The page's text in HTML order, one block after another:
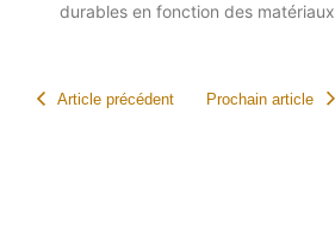
durables en fonction des
Article précédent Prochain article